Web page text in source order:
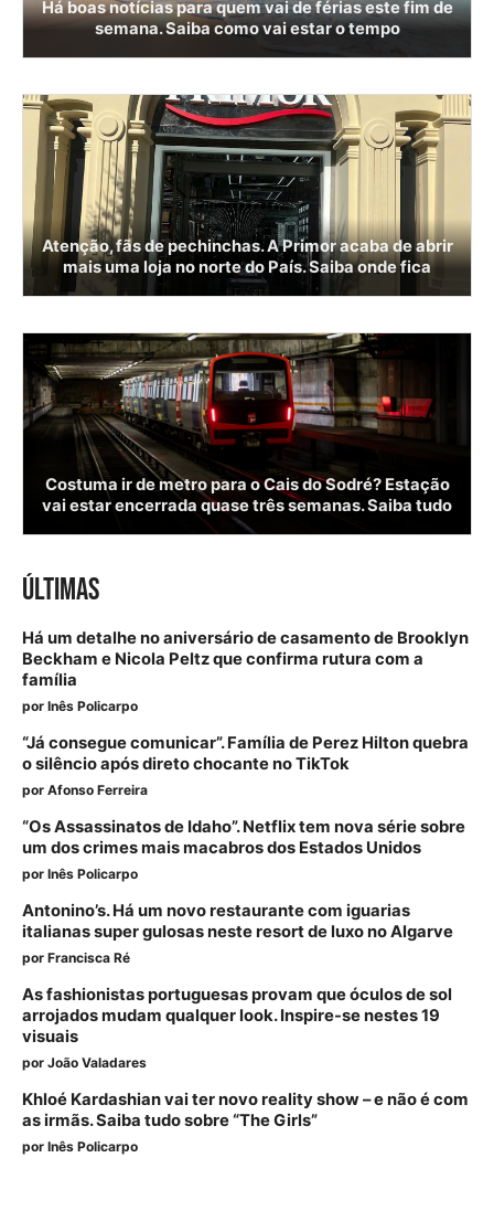
Há boas notícias para quem vai de férias este fim de
semana. Saiba como vai estar o tempo
Atenção, fãs de pechinchas. A Primor acaba de abrir
mais uma loja no norte do País. Saiba onde fica
Costuma ir de metro para o Cais do Sodré? Estação
vai estar encerrada quase três semanas. Saiba tudo
ÚLTIMAS
Há um detalhe no aniversário de casamento de Brooklyn
Beckham e Nicola Peltz que confirma rutura com a
família
por Inês Policarpo
“Já consegue comunicar”. Família de Perez Hilton quebra
o silêncio após direto chocante no TikTok
por Afonso Ferreira
“Os Assassinatos de Idaho”. Netflix tem nova série sobre
um dos crimes mais macabros dos Estados Unidos
por Inês Policarpo
Antonino’s. Há um novo restaurante com iguarias
italianas super gulosas neste resort de luxo no Algarve
por Francisca Ré
As fashionistas portuguesas provam que óculos de sol
arrojados mudam qualquer look. Inspire-se nestes 19
visuais
por João Valadares
Khloé Kardashian vai ter novo reality show – e não é com
as irmãs. Saiba tudo sobre “The Girls”
por Inês Policarpo